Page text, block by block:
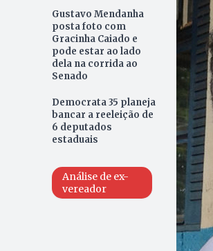
Gustavo Mendanha
posta foto com
Gracinha Caiado e
pode estar ao lado
dela na corrida ao
Senado
Democrata 35 planeja
bancar a reeleição de
6 deputados
estaduais
Análise de ex-
vereador